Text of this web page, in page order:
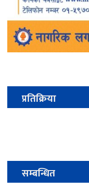
प्रतिक्रिया
सम्बन्धित